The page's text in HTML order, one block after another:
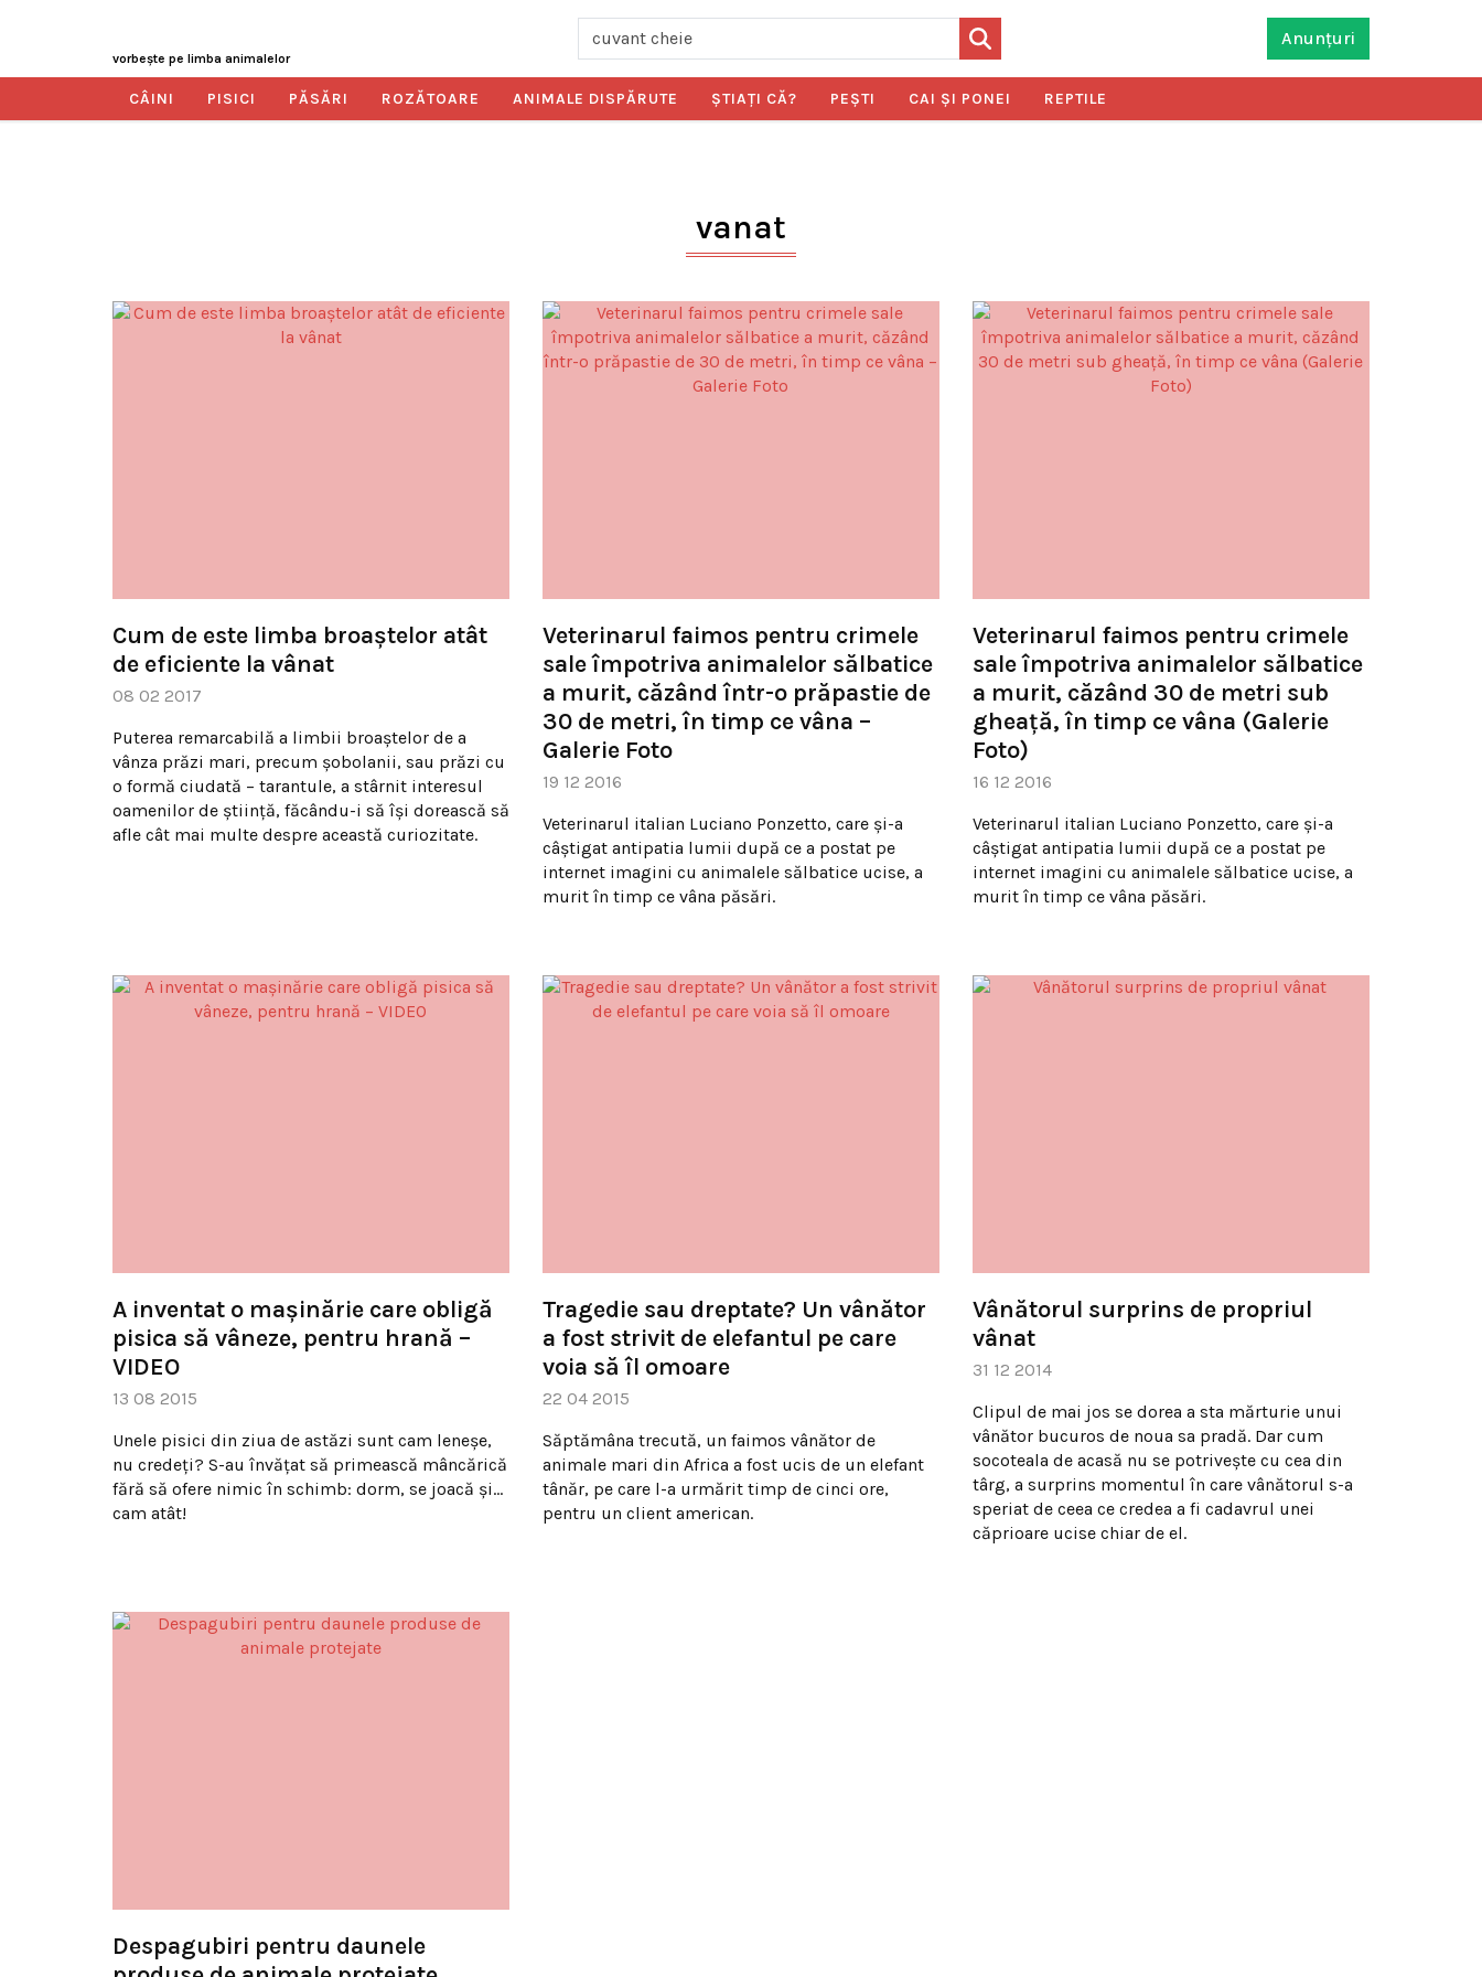
vorbeşte pe limba animalelor
Anunțuri
CÂINI PISICI PĂSĂRI ROZĂTOARE ANIMALE DISPĂRUTE ŞTIAŢI CĂ? PEŞTI CAI ŞI PONEI REPTILE
vanat
Cum de este limba broaştelor atât
de eficiente la vânat
08 02 2017
Puterea remarcabilă a limbii broaştelor de a
vânza prăzi mari, precum şobolanii, sau prăzi cu
o formă ciudată – tarantule, a stârnit interesul
oamenilor de ştiinţă, făcându-i să îşi dorească să
afle cât mai multe despre această curiozitate.
Veterinarul faimos pentru crimele
sale împotriva animalelor sălbatice
a murit, căzând într-o prăpastie de
30 de metri, în timp ce vâna –
Galerie Foto
19 12 2016
Veterinarul italian Luciano Ponzetto, care şi-a
câştigat antipatia lumii după ce a postat pe
internet imagini cu animalele sălbatice ucise, a
murit în timp ce vâna păsări.
Veterinarul faimos pentru crimele
sale împotriva animalelor sălbatice
a murit, căzând 30 de metri sub
gheaţă, în timp ce vâna (Galerie
Foto)
16 12 2016
Veterinarul italian Luciano Ponzetto, care şi-a
câştigat antipatia lumii după ce a postat pe
internet imagini cu animalele sălbatice ucise, a
murit în timp ce vâna păsări.
A inventat o mașinărie care obligă
pisica să vâneze, pentru hrană –
VIDEO
13 08 2015
Unele pisici din ziua de astăzi sunt cam leneșe,
nu credeți? S-au învățat să primească mâncărică
fără să ofere nimic în schimb: dorm, se joacă și…
cam atât!
Tragedie sau dreptate? Un vânător
a fost strivit de elefantul pe care
voia să îl omoare
22 04 2015
Săptămâna trecută, un faimos vânător de
animale mari din Africa a fost ucis de un elefant
tânăr, pe care l-a urmărit timp de cinci ore,
pentru un client american.
Vânătorul surprins de propriul
vânat
31 12 2014
Clipul de mai jos se dorea a sta mărturie unui
vânător bucuros de noua sa pradă. Dar cum
socoteala de acasă nu se potriveşte cu cea din
târg, a surprins momentul în care vânătorul s-a
speriat de ceea ce credea a fi cadavrul unei
căprioare ucise chiar de el.
Despagubiri pentru daunele